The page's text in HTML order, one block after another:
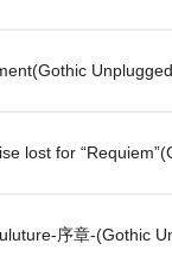
lost for
序章-(Gothic